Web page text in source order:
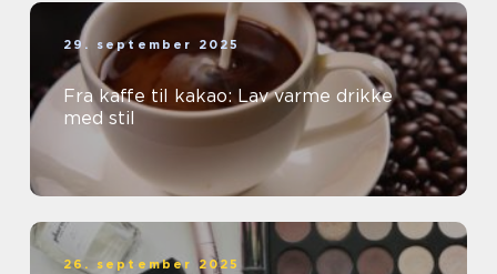
29. september 2025
Fra kaffe til kakao: Lav varme drikke
med stil
26. september 2025